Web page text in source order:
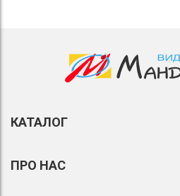
КАТАЛОГ
ПРО НАС